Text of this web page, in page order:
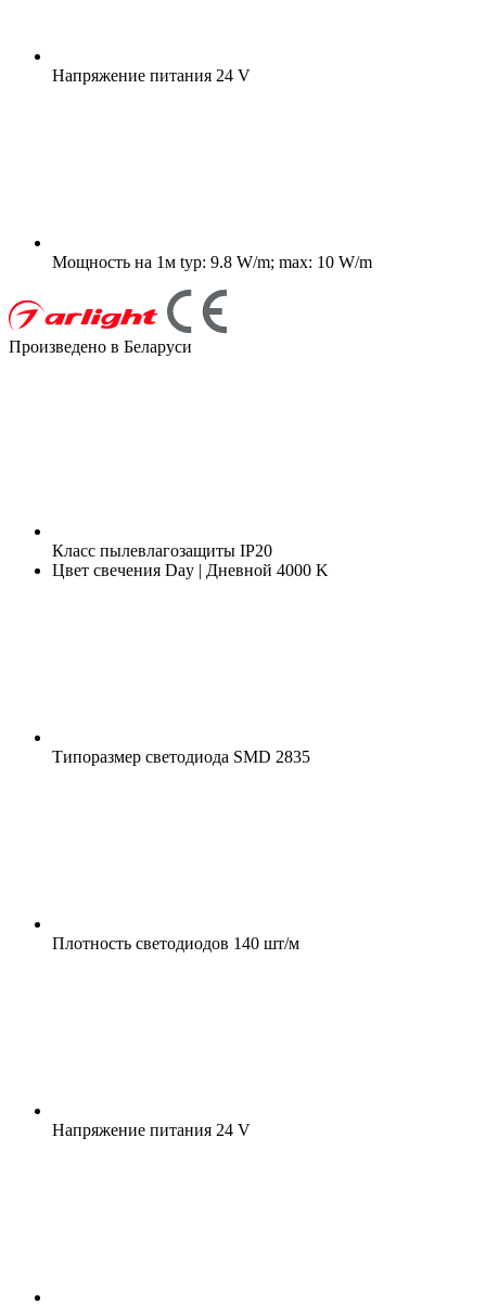
Напряжение питания 24 V
Мощность на 1м typ: 9.8 W/m; max: 10 W/m
Произведено в Беларуси
Класс пылевлагозащиты IP20
Цвет свечения Day | Дневной 4000 K
Типоразмер светодиода SMD 2835
Плотность светодиодов 140 шт/м
Напряжение питания 24 V